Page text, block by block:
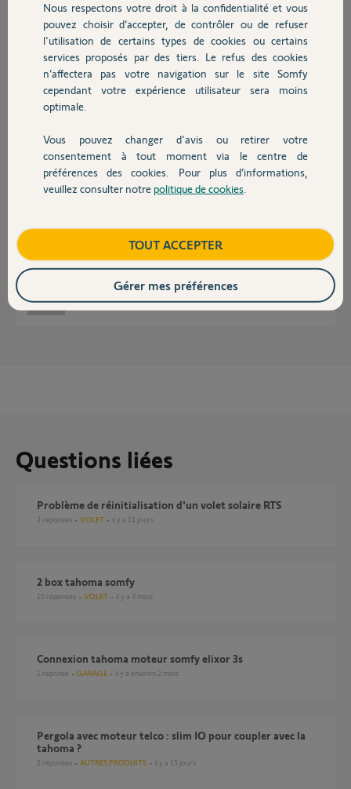
Chauffage
Autres produits
Devis avec un pro
Contact
il y a plus de 11 ans
Participer au fil de discussion
Réponses
Bonjour peut etre qu'effectivement la box TAHOMA est en limite de
portée par rapport a votre portail.
Avez vous rencontré des problèmes en utilisant la télécommande IO de
de signal IO SOMFY Ref 9014069 pourrait résoudre votre problème...
Cela sert a augmenté la portée de vos emetteurs IO.
Franck G. il y a plus de 11 ans
Questions liées
Problème de réinitialisation d'un volet solaire RTS
2 réponses VOLET il y a 11 jours
2 box tahoma somfy
10 réponses VOLET il y a 3 mois
Connexion tahoma moteur somfy elixor 3s
1 réponse GARAGE il y a environ 2 mois
pergola avec moteur telco : slim IO pour coupler avec la
tahoma ?
2 réponses AUTRES PRODUITS il y a 15 jours
Nous respectons votre droit à la confidentialité et vous
pouvez choisir d’accepter, de contrôler ou de refuser
l'utilisation de certains types de cookies ou certains
services proposés par des tiers. Le refus des cookies
n’affectera pas votre navigation sur le site Somfy
cependant votre expérience utilisateur sera moins
optimale.
Vous pouvez changer d'avis ou retirer votre
consentement à tout moment via le centre de
préférences des cookies. Pour plus d’informations,
veuillez consulter notre politique de cookies
TOUT ACCEPTER
Gérer mes préférences